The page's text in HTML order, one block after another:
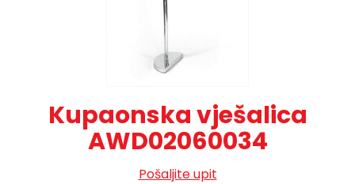
Kupaonska vješalica
AWD02060034
Pošaljite upit